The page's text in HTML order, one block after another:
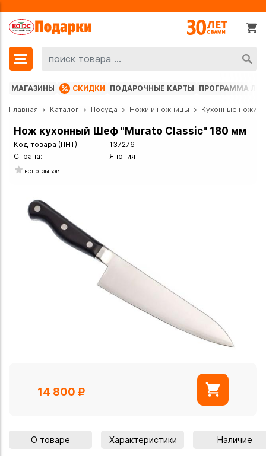
МАГАЗИНЫ СКИДКИ ПОДАРОЧНЫЕ КАРТЫ ПРОГРАММА
Главная Каталог Посуда Ножи и ножницы Кухонные ножи
Нож кухонный Шеф "Murato Classic" 180 мм
Код товара (ПНТ):
137276
Страна:
Япония
нет отзывов
14 800
О товаре Характеристики Наличие